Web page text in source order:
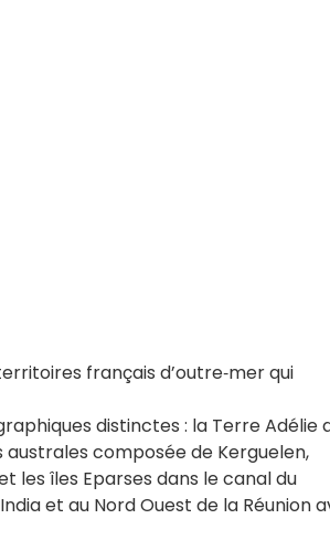
français d’outre‐mer qui
distinctes : la Terre Adélie
composée de Kerguelen,
les îles Eparses dans le canal du
et au Nord Ouest de la Réunion